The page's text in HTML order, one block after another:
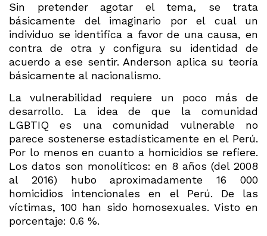
Sin pretender agotar el tema, se trata
básicamente del imaginario por el cual un
individuo se identifica a favor de una causa, en
contra de otra y configura su identidad de
acuerdo a ese sentir. Anderson aplica su teoría
básicamente al nacionalismo.
La vulnerabilidad requiere un poco más de
desarrollo. La idea de que la comunidad
LGBTIQ es una comunidad vulnerable no
parece sostenerse estadísticamente en el Perú.
Por lo menos en cuanto a homicidios se refiere.
Los datos son monolíticos: en 8 años (del 2008
al 2016) hubo aproximadamente 16 000
homicidios intencionales en el Perú. De las
víctimas, 100 han sido homosexuales. Visto en
porcentaje: 0.6 %.